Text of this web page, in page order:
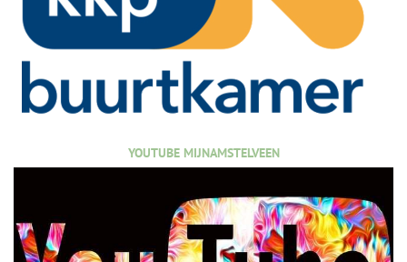
YOUTUBE MIJNAMSTELVEEN